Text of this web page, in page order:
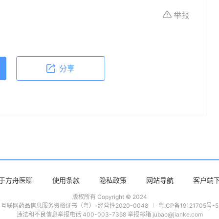
举报
分享
方舟医聊 使用条款 隐私政策 网站导航 客户端
版权所有 Copyright © 2024
互联网药品信息服务资格证书（粤）-经营性2020-0048
粤ICP备19121705号-5
违法和不良信息举报电话 400-003-7368 举报邮箱 jubao@jianke.com